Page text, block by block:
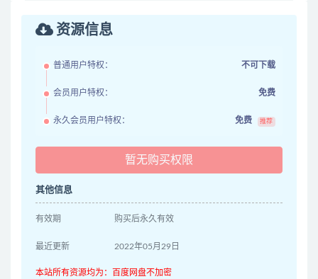
资源信息
普通用户特权： 不可下载
会员用户特权： 免费
永久会员用户特权： 免费 推荐
暂无购买权限
其他信息
有效期 购买后永久有效
最近更新 2022年05月29日
本站所有资源均为：百度网盘不加密